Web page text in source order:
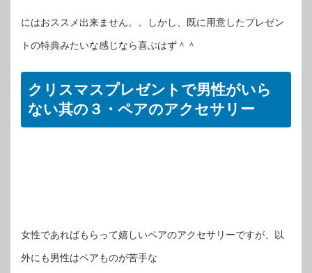
にはおススメ出来ません。。しかし、既に用意したプレゼン
トの特典みたいな感じなら喜ぶはず＾＾
クリスマスプレゼントで男性がいら
ない其の３・ペアのアクセサリー
女性であればもらって嬉しいペアのアクセサリーですが、以
外にも男性はペアものが苦手な